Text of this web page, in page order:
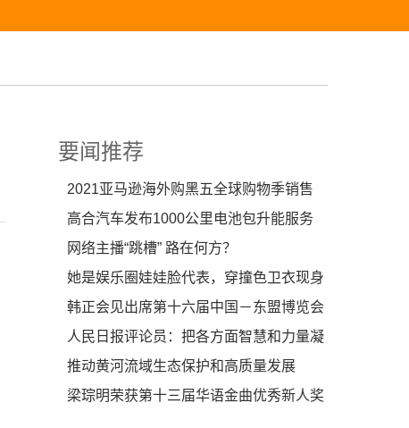
要闻推荐
2021亚马逊海外购黑五全球购物季销售
额同比增长超50%
高合汽车发布1000公里电池包升能服务
及HiPhi X四车型
网络主播“跳槽” 路在何方？
她是娱乐圈娃娃脸代表，穿撞色卫衣现身
机场，30岁依旧
韩正会见出席第十六届中国－东盟博览会
的东盟国家领导
人民日报评论员：把各方面智慧和力量凝
聚起来
推动黄河流域生态保护和高质量发展
梁琮明荣获第十三届华语金曲优秀新人奖